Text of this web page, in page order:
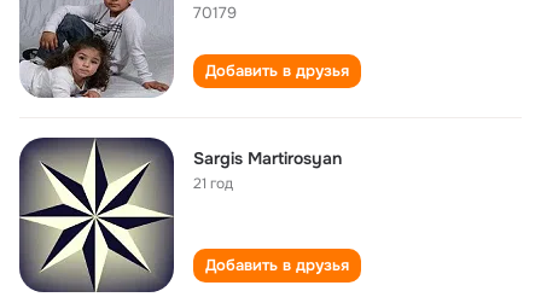
70179
Добавить в друзья
Sargis Martirosyan
21 год
Добавить в друзья